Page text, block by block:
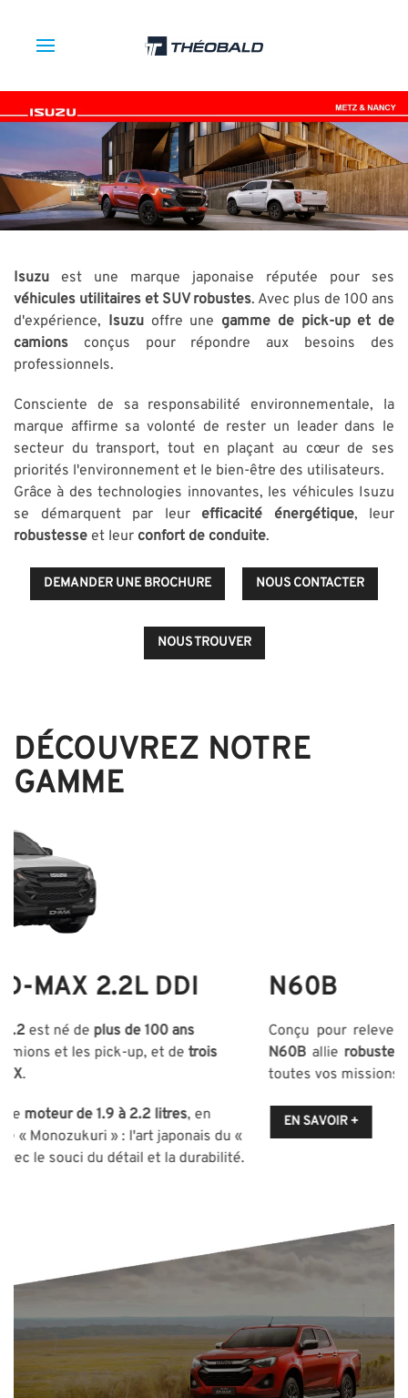
Isuzu est une marque japonaise réputée pour ses
véhicules utilitaires et SUV robustes. Avec plus de 100 ans
d'expérience, Isuzu offre une gamme de pick-up et de
camions conçus pour répondre aux besoins des
professionnels.
Consciente de sa responsabilité environnementale, la
marque affirme sa volonté de rester un leader dans le
secteur du transport, tout en plaçant au cœur de ses
priorités l'environnement et le bien-être des utilisateurs.
Grâce à des technologies innovantes, les véhicules Isuzu
se démarquent par leur efficacité énergétique, leur
robustesse et leur confort de conduite.
DEMANDER UNE BROCHURE NOUS CONTACTER
NOUS TROUVER
DÉCOUVREZ NOTRE
GAMME
N60B
Conçu pour relever tous les défis, l’
Isuzu D-Max Space
N60B allierobustesse et adaptabilité
pour exceller dans
toutes vos missions, même les plus exigeantes.
EN SAVOIR +